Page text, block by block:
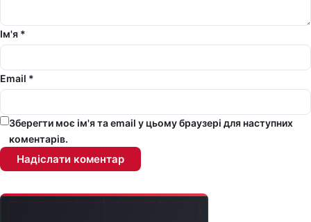
Ім'я *
Email *
Зберегти моє ім'я та email у цьому браузері для наступних
коментарів.